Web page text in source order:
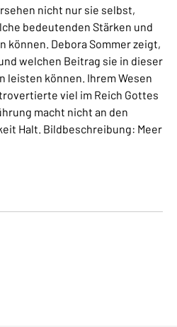
nicht nur sie selbst,
bedeutenden Stärken und
können. Debora Sommer zeigt,
welchen Beitrag sie in dieser
leisten können. Ihrem Wesen
viel im Reich Gottes
macht nicht an den
Halt. Bildbeschreibung: Meer